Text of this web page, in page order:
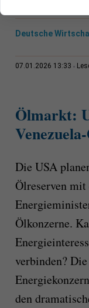
Deutsche
07.01.2026 13:33
Ölmarkt:
Die USA
Ölreserven
Ölkonzerne.
verbinden?
den